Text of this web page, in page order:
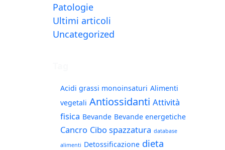
Patologie
Ultimi articoli
Uncategorized
Acidi grassi monoinsaturi Alimenti
vegetali Antiossidanti Attività
fisica Bevande Bevande energetiche
Cancro Cibo spazzatura database
alimenti Detossificazione dieta